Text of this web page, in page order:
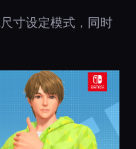
寸设定模式，同时